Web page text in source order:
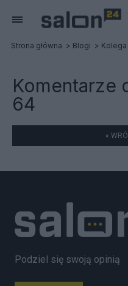
Strona główna Blogi Kolega
Komentarze
64
«
Podziel się swoją opinią